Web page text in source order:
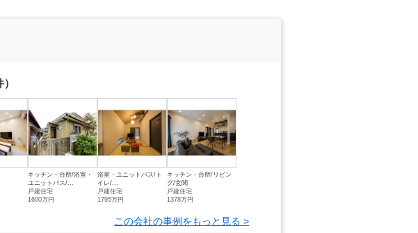
キッチン・台所/浴室・
ユニットバス/...
戸建住宅
1600万円
浴室・ユニットバス/ト
イレ/...
戸建住宅
1795万円
キッチン・台所/リビン
グ/玄関
戸建住宅
1378万円
この会社の事例をもっと見る >